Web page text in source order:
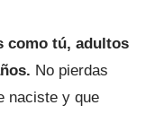
como tú, adultos
No pierdas
naciste y que